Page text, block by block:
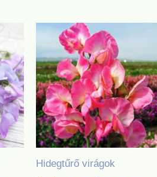
Hidegtűrő virágok